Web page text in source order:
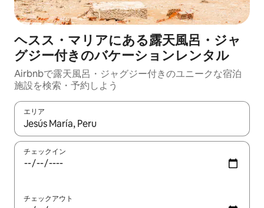
ヘスス・マリアにある露天風呂・ジャ
グジー付きのバケーションレンタル
Airbnbで露天風呂・ジャグジー付きのユニークな宿泊
施設を検索・予約しよう
エリア
検索結果が表示されたら、上下の矢印キーを使って移動するか
チェックイン
チェックアウト